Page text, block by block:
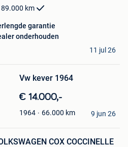
89.000 km
garantie
onderhouden
11 jul 26
Vw kever 1964
€ 14.000,-
1964 66.000 km 9 jun 26
COX COCCINELLE